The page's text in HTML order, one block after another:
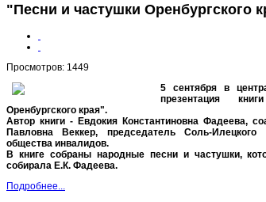
"Песни и частушки Оренбургского
Просмотров: 1449
5 сентября в
презентация
Оренбургского края".
Автор книги - Евдокия Константиновна Фадеева,
Павловна Веккер, председатель Соль-Илецкого
общества инвалидов.
В книге собраны народные песни и частушки,
собирала Е.К. Фадеева.
Подробнее...